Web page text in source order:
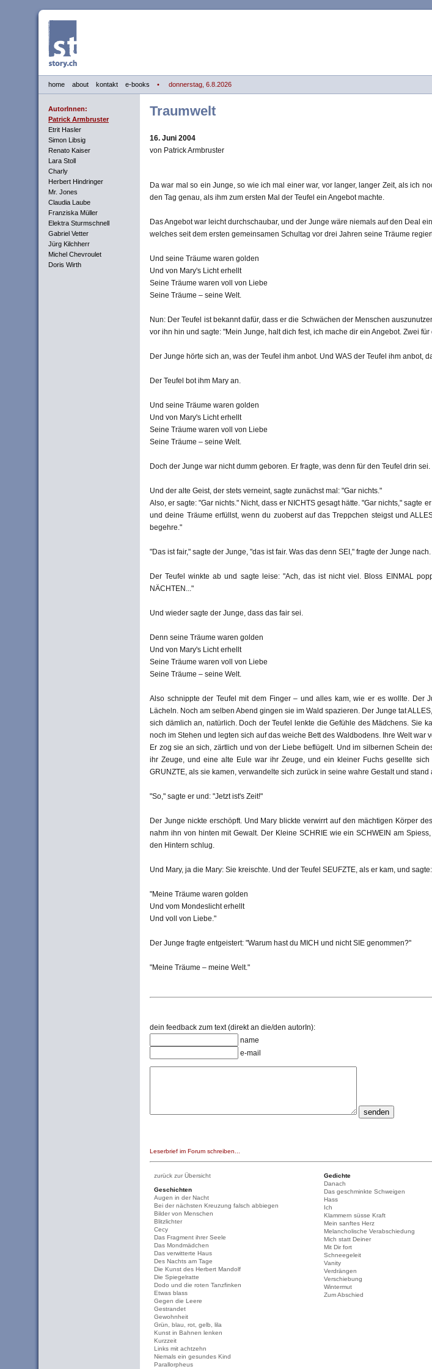
home about kontakt e-books • donnerstag, 6.8.2026
AutorInnen:
Patrick Armbruster
Etrit Hasler
Simon Libsig
Renato Kaiser
Lara Stoll
Charly
Herbert Hindringer
Mr. Jones
Claudia Laube
Franziska Müller
Elektra Sturmschnell
Gabriel Vetter
Jürg Kilchherr
Michel Chevroulet
Doris Wirth
Traumwelt
16. Juni 2004
von Patrick Armbruster
Da war mal so ein Junge, so wie ich mal einer war, vor langer, langer Zeit, als ich
den Tag genau, als ihm zum ersten Mal der Teufel ein Angebot machte.
Das Angebot war leicht durchschaubar, und der Junge wäre niemals auf den Deal
welches seit dem ersten gemeinsamen Schultag vor drei Jahren seine Träume
Und seine Träume waren golden
Und von Mary's Licht erhellt
Seine Träume waren voll von Liebe
Seine Träume – seine Welt.
Nun: Der Teufel ist bekannt dafür, dass er die Schwächen der Menschen
vor ihn hin und sagte: "Mein Junge, halt dich fest, ich mache dir ein Angebot. Zwei
Der Junge hörte sich an, was der Teufel ihm anbot. Und WAS der Teufel ihm anbot,
Der Teufel bot ihm Mary an.
Und seine Träume waren golden
Und von Mary's Licht erhellt
Seine Träume waren voll von Liebe
Seine Träume – seine Welt.
Doch der Junge war nicht dumm geboren. Er fragte, was denn für den Teufel drin sei.
Und der alte Geist, der stets verneint, sagte zunächst mal: "Gar nichts."
Also, er sagte: "Gar nichts." Nicht, dass er NICHTS gesagt hätte. "Gar nichts," sagte
und deine Träume erfüllst, wenn du zuoberst auf das Treppchen steigst und
begehre."
"Das ist fair," sagte der Junge, "das ist fair. Was das denn SEI," fragte der Junge nach.
Der Teufel winkte ab und sagte leise: "Ach, das ist nicht viel. Bloss EINMAL
NÄCHTEN..."
Und wieder sagte der Junge, dass das fair sei.
Denn seine Träume waren golden
Und von Mary's Licht erhellt
Seine Träume waren voll von Liebe
Seine Träume – seine Welt.
Also schnippte der Teufel mit dem Finger – und alles kam, wie er es wollte.
Lächeln. Noch am selben Abend gingen sie im Wald spazieren. Der Junge tat
sich dämlich an, natürlich. Doch der Teufel lenkte die Gefühle des Mädchens. Sie
noch im Stehen und legten sich auf das weiche Bett des Waldbodens. Ihre Welt war
Er zog sie an sich, zärtlich und von der Liebe beflügelt. Und im silbernen Schein
ihr Zeuge, und eine alte Eule war ihr Zeuge, und ein kleiner Fuchs gesellte
GRUNZTE, als sie kamen, verwandelte sich zurück in seine wahre Gestalt und
"So," sagte er und: "Jetzt ist's Zeit!"
Der Junge nickte erschöpft. Und Mary blickte verwirrt auf den mächtigen Körper
nahm ihn von hinten mit Gewalt. Der Kleine SCHRIE wie ein SCHWEIN am
den Hintern schlug.
Und Mary, ja die Mary: Sie kreischte. Und der Teufel SEUFZTE, als er kam, und sagte:
"Meine Träume waren golden
Und vom Mondeslicht erhellt
Und voll von Liebe."
Der Junge fragte entgeistert: "Warum hast du MICH und nicht SIE genommen?"
"Meine Träume – meine Welt."
dein feedback zum text (direkt an die/den autorIn):
name
e-mail
Leserbrief im Forum schreiben...
zurück zur Übersicht
Geschichten
Augen in der Nacht
Bei der nächsten Kreuzung falsch abbiegen
Bilder von Menschen
Blitzlichter
Cecy
Das Fragment ihrer Seele
Das Mondmädchen
Das verwitterte Haus
Des Nachts am Tage
Die Kunst des Herbert Mandolf
Die Spiegelratte
Dodo und die roten Tanzfinken
Etwas blass
Gegen die Leere
Gestrandet
Gewohnheit
Grün, blau, rot, gelb, lila
Kunst in Bahnen lenken
Kurzzeit
Links mit achtzehn
Niemals ein gesundes Kind
Parallorpheus
Gedichte
Danach
Das geschminkte Schweigen
Hass
Ich
Klammern süsse Kraft
Mein sanftes Herz
Melancholische Verabschiedung
Mich statt Deiner
Mit Dir fort
Schneegeleit
Vanity
Verdrängen
Verschiebung
Wintermut
Zum Abschied